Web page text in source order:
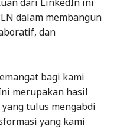
dalam membangun
dan
bagi kami
merupakan hasil
tulus mengabdi
yang kami